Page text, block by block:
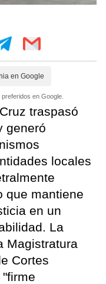
en Google
en Google.
traspasó
generó
locales
que mantiene
en un
La
Magistratura
Cortes